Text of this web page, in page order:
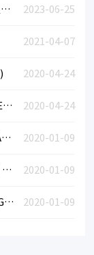
2023-06-25
COLLAGEN, TYPE II, bovine nasal 牛II型胶原
2021-04-07
2020-04-24
2020-04-24
ChonBlock Blocking/Sample Dilution ELISA Buffer Chondrex ELISA封闭/样本稀释液
2020-01-09
Mouse Anti-Chick Type I Collagen IgG Antibody Assay Kit, OPD
2020-01-09
Mouse Anti-Bovine Type I Collagen IgG Antibody Assay Kit, OPD
2020-01-09
Mouse Anti-Porcine Type I Collagen IgG Antibody Assay Kit, OPD